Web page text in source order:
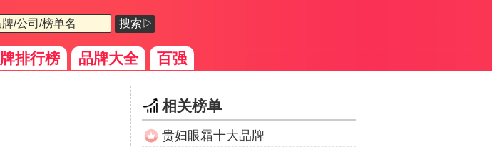
搜索▷
排行榜 品牌大全 百强
相关榜单
贵妇眼霜十大品牌